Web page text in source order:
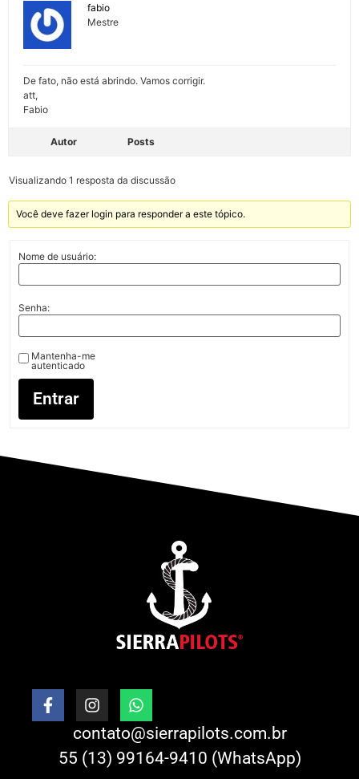
fabio
Mestre
De fato, não está abrindo. Vamos corrigir.
att,
Fabio
Autor Posts
Visualizando 1 resposta da discussão
Você deve fazer login para responder a este tópico.
Nome de usuário:
Senha:
Mantenha-me
autenticado
Entrar
contato@sierrapilots.com.br
55 (13) 99164-9410 (WhatsApp)